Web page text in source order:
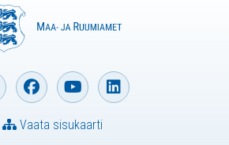
Vaata sisukaarti